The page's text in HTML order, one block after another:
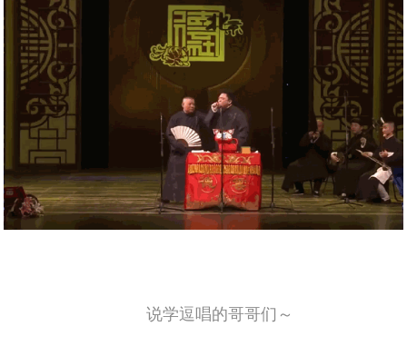
说学逗唱的哥哥们～